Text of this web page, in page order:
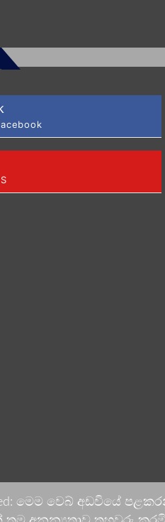
මෙම වෙබ් අඩවියේ